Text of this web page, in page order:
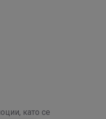
като се